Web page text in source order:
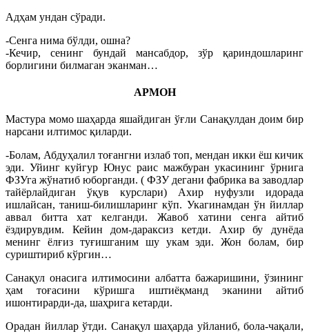
Адҳам ундан сўради.
-Сенга нима бўлди, ошна?
-Кечир, сенинг бундай мансабдор, зўр қариндошларинг
борлигини билмаган эканман…
АРМОН
Мастура момо шаҳарда яшайдиган ўғли Санақулдан доим бир
нарсани илтимос қиларди.
-Болам, Абдуҳалил тоғангни излаб топ, мендан икки ёш кичик
эди. Уйинг куйгур Юнус раис мажбуран укасининг ўрнига
ФЗУга жўнатиб юборганди. ( ФЗУ дегани фабрика ва заводлар
тайёрлайдиган ўқув курслари) Ахир нуфузли идорада
ишлайсан, таниш-билишларинг кўп. Укагинамдан ўн йиллар
аввал битта хат келганди. Жавоб хатини сенга айтиб
ёздирувдим. Кейин дом-дараксиз кетди. Ахир бу дунёда
менинг ёлғиз туғишганим шу укам эди. Жон болам, бир
суриштириб кўргин…
Санақул онасига илтимосини албатта бажаришини, ўзининг
ҳам тоғасини кўришга иштиёқманд эканини айтиб
ишонтирарди-да, шаҳрига кетарди.
Орадан йиллар ўтди. Санақул шаҳарда уйланиб, бола-чақали,